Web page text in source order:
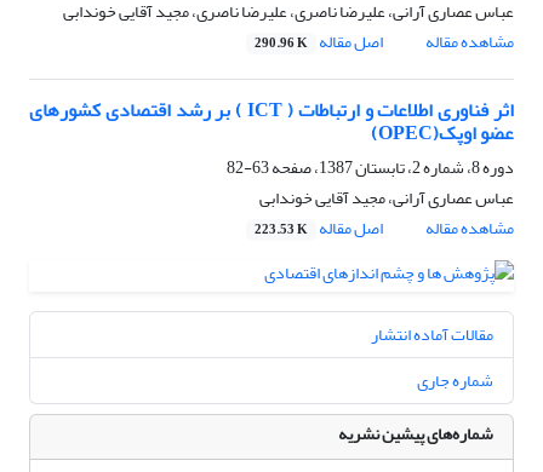
عباس عصاری آرانی، علیرضا ناصری، علیرضا ناصری، مجید آقایی خوندابی
مشاهده مقاله
اصل مقاله 290.96 K
اثر فناوری اطلاعات و ارتباطات ( ICT ) بر رشد اقتصادی کشورهای
عضو اوپک(OPEC)
دوره 8، شماره 2، تابستان 1387، صفحه
63-82
عباس عصاری آرانی، مجید آقایی خوندابی
مشاهده مقاله
اصل مقاله 223.53 K
مقالات آماده انتشار
شماره جاری
شماره‌های پیشین نشریه